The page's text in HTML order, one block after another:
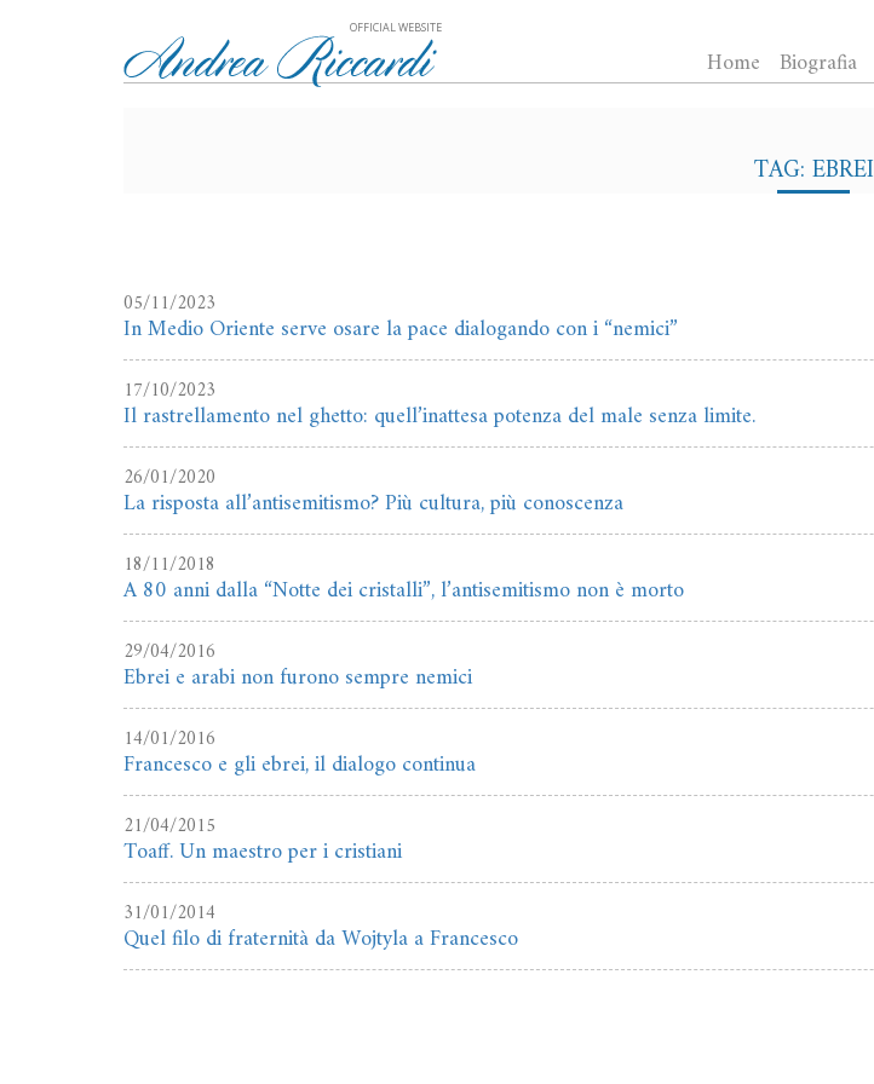
OFFICIAL WEBSITE
Home Biografia
TAG: EBREI
05/11/2023
In Medio Oriente serve osare la pace dialogando con i “nemici”
17/10/2023
Il rastrellamento nel ghetto: quell’inattesa potenza del male senza limite.
26/01/2020
La risposta all’antisemitismo? Più cultura, più conoscenza
18/11/2018
A 80 anni dalla “Notte dei cristalli”, l’antisemitismo non è morto
29/04/2016
Ebrei e arabi non furono sempre nemici
14/01/2016
Francesco e gli ebrei, il dialogo continua
21/04/2015
Toaff. Un maestro per i cristiani
31/01/2014
Quel filo di fraternità da Wojtyla a Francesco